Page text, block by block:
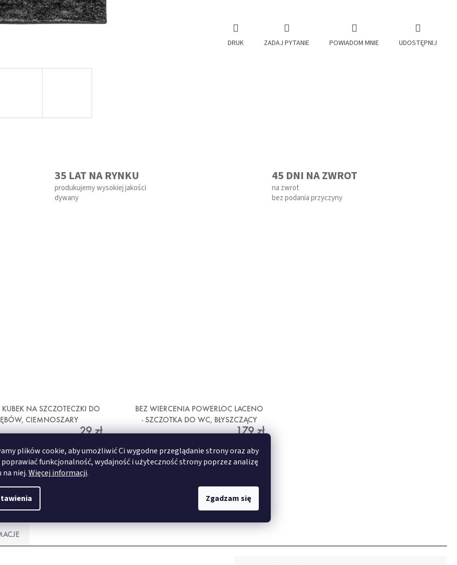
plików cookie, aby umożliwić Ci wygodne przeglądanie strony oraz aby
funkcjonalność, wydajność i użyteczność strony poprzez analizę
na niej.Więcej informacji.
Zgadzam się
DRUK ZADAJ PYTANIE POWIADOM MNIE UDOSTĘPNIJ
35 LAT NA RYNKU
produkujemy wysokiej jakości
dywany
45 DNI NA ZWROT
na zwrot
bez podania przyczyny
KUBEK NA SZCZOTECZKI DO
CIEMNOSZARY
29 zł
SZCZEGÓŁY
BEZ WIERCENIA POWERLOC LACENO
- SZCZOTKA DO WC, BŁYSZCZĄCY
METAL
179 zł
SZCZEGÓŁY